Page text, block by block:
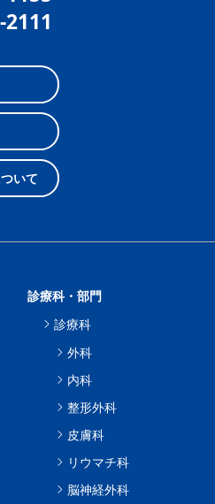
いて
診療科・部門
診療科
外科
内科
整形外科
皮膚科
リウマチ科
脳神経外科